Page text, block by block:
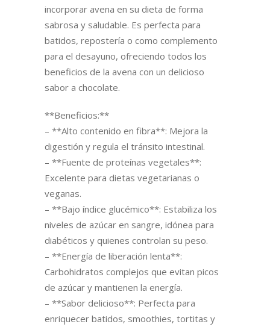
incorporar avena en su dieta de forma
sabrosa y saludable. Es perfecta para
batidos, repostería o como complemento
para el desayuno, ofreciendo todos los
beneficios de la avena con un delicioso
sabor a chocolate.
**Beneficios:**
– **Alto contenido en fibra**: Mejora la
digestión y regula el tránsito intestinal.
– **Fuente de proteínas vegetales**:
Excelente para dietas vegetarianas o
veganas.
– **Bajo índice glucémico**: Estabiliza los
niveles de azúcar en sangre, idónea para
diabéticos y quienes controlan su peso.
– **Energía de liberación lenta**:
Carbohidratos complejos que evitan picos
de azúcar y mantienen la energía.
– **Sabor delicioso**: Perfecta para
enriquecer batidos, smoothies, tortitas y